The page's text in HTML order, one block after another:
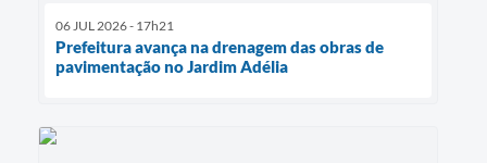
06 JUL 2026 - 17h21
Prefeitura avança na drenagem das obras de
pavimentação no Jardim Adélia